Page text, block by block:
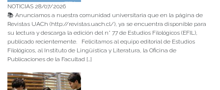
NOTICIAS 28/07/2026
📚 Anunciamos a nuestra comunidad universitaria que en la página de
Revistas UACh (http://revistas.uach.cl/), ya se encuentra disponible para
su lectura y descarga la edición del n° 77 de Estudios Filológicos (EFIL),
publicado recientemente. Felicitamos al equipo editorial de Estudios
Filológicos, al Instituto de Lingüística y Literatura, la Oficina de
Publicaciones de la Facultad […]